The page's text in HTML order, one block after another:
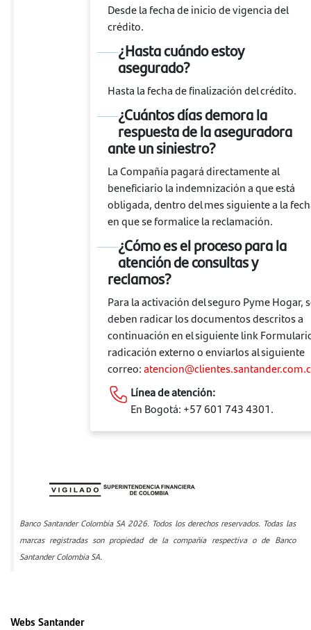
Desde la fecha de inicio de vigencia del
crédito.
¿Hasta cuándo estoy
asegurado?
Hasta la fecha de finalización del crédito.
¿Cuántos días demora la
respuesta de la aseguradora
ante un siniestro?
La Compañía pagará directamente al
beneficiario la indemnización a que está
obligada, dentro del mes siguiente a la
en que se formalice la reclamación.
¿Cómo es el proceso para la
atención de consultas y
reclamos?
Para la activación del seguro Pyme Hogar,
deben radicar los documentos descritos a
continuación en el siguiente link
radicación externo o enviarlos al siguiente
correo:
Línea de atención:
En Bogotá: +57 601 743 4301.
Banco Santander Colombia SA 2026. Todos los derechos reservados. Todas las
marcas registradas son propiedad de la compañía respectiva o de Banco
Santander Colombia SA.
Webs Santander